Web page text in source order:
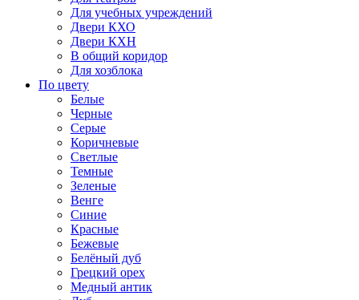
Для учебных учреждений
Двери КХО
Двери КХН
В общий коридор
Для хозблока
По цвету
Белые
Черные
Серые
Коричневые
Светлые
Темные
Зеленые
Венге
Синие
Красные
Бежевые
Белёный дуб
Грецкий орех
Медный антик